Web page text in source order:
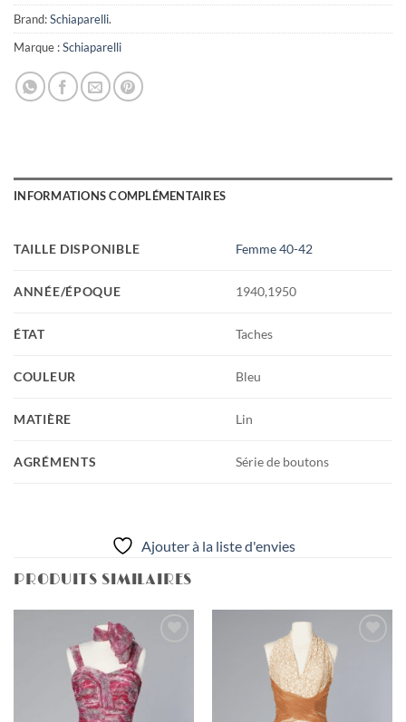
Brand:Schiaparelli.
Marque :Schiaparelli
INFORMATIONS COMPLÉMENTAIRES
TAILLE DISPONIBLE Femme 40-42
ANNÉE/ÉPOQUE 1940,1950
ÉTAT Taches
COULEUR Bleu
MATIÈRE Lin
AGRÉMENTS Série de boutons
Ajouter à la liste d'envies
PRODUITS SIMILAIRES